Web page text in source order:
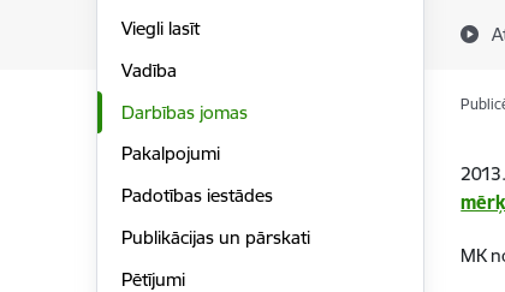
Viegli lasīt
Vadība
Darbības jomas
Pakalpojumi
Padotības iestādes
Publikācijas un pārskati
Pētījumi
MK